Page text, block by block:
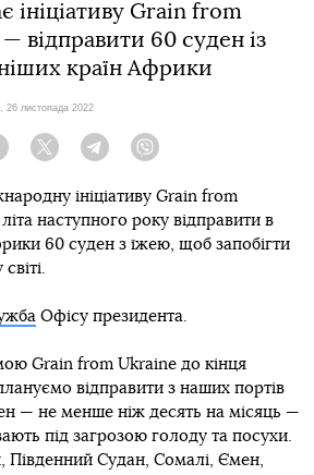
ініціативу Grain from
відправити 60 суден із
країн Африки
26 листопада 2022
Facebook Twitter Telegram
ініціативу Grain from
наступного року відправити в
60 суден з їжею, щоб запобігти
Офісу президента.
Grain from Ukraine до кінця
відправити з наших портів
— не менше ніж десять на місяць —
під загрозою голоду та посухи.
Південний Судан, Сомалі, Ємен,